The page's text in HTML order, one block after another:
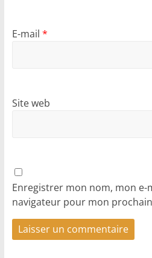
E-mail *
Site web
Enregistrer mon nom, mon e-
navigateur pour mon